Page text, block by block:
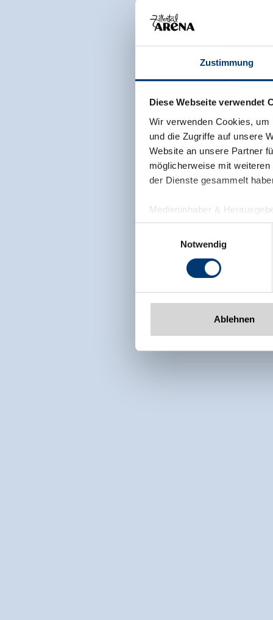
Zustimmung
Diese Webseite verwendet
Wir verwenden Cookies,
und die Zugriffe auf unsere
Website an unsere Partner
möglicherweise mit
der Dienste gesammelt
Medieninhaber &
Zeller Bergbahnen Zillertal
Rohr 23// A-6280 Zell am Ziller
www.zillertalarena.com
Notwendig
Ablehnen